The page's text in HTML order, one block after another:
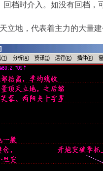
回档时介入。如没有回档，
立地，代表着主力的大量